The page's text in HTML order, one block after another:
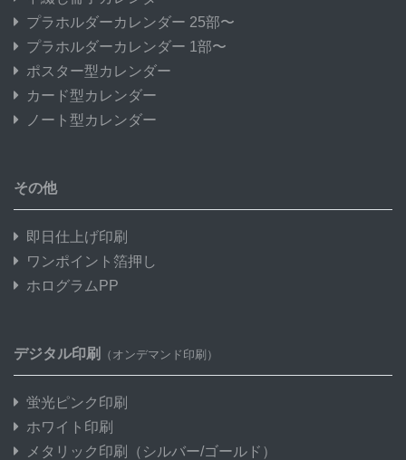
プラホルダーカレンダー 25部〜
プラホルダーカレンダー 1部〜
ポスター型カレンダー
カード型カレンダー
ノート型カレンダー
その他
即日仕上げ印刷
ワンポイント箔押し
ホログラムPP
デジタル印刷 （オンデマンド印刷）
蛍光ピンク印刷
ホワイト印刷
メタリック印刷
（シルバー/ゴールド）